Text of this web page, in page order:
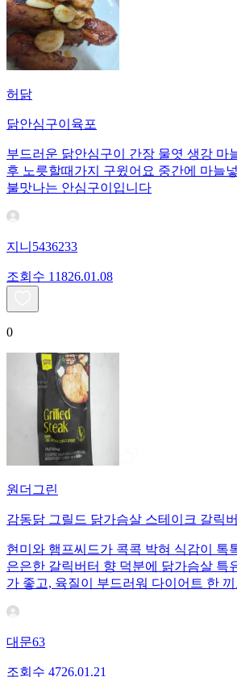
허닭
닭안심구이육포
부드러운 닭안심구이 간장 물엿 생강 마
후 노릇할때가지 구윘어요 중간에 마늘
불맛나는 안심구이입니다
지니5436233
조회수 11826.01.08
0
원더그린
감동닭 그릴드 닭가슴살 스테이크 갈릭
현미와 햄프씨드가 콕콕 박혀 식감이 톡
은은한 갈릭버터 향 덕분에 닭가슴살 특
가 좋고, 육질이 부드러워 다이어트 한
대문63
조회수 4726.01.21